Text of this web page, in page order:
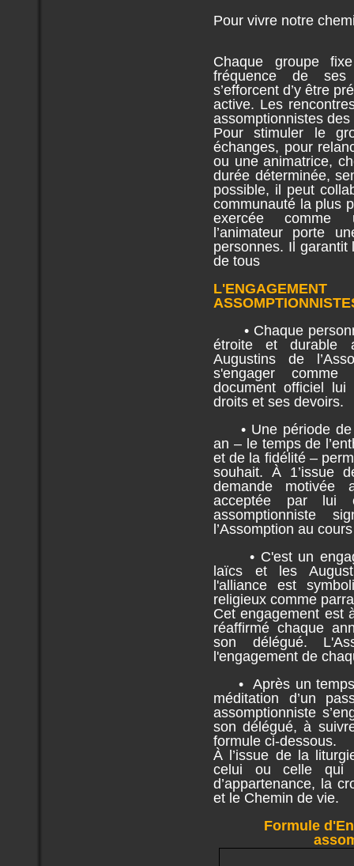
Pour vivre notre
Chaque groupe
fréquence de ses
s’efforcent d’y être
active. Les
assomptionnistes
Pour stimuler le
échanges, pour
ou une animatrice,
durée déterminée,
possible, il peut
communauté la plus
exercée comme
l’animateur porte
personnes. Il garantit
de tous
• Chaque
étroite et durable
Augustins de
s'engager comme
document officiel
droits et ses devoirs.
• Une période de
an – le temps de
et de la fidélité –
souhait. À 1’issue
demande motivée
acceptée par lui
assomptionniste
l’Assomption au
• C'est un
laïcs et les
l'alliance est
religieux comme
Cet engagement est
réaffirmé chaque
son délégué.
l'engagement de
• Après un temps
méditation d’un
assomptionniste
son délégué, à
formule ci-dessous.
À l’issue de la
celui ou celle qui
d’appartenance, la
et le Chemin de vie.
Formule